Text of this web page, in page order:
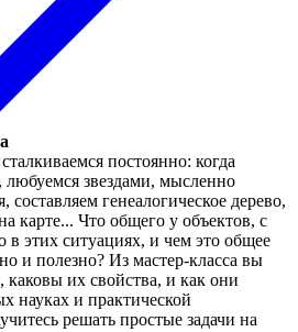
постоянно: когда
звездами, мысленно
составляем генеалогическое дерево,
карте... Что общего у объектов, с
этих ситуациях, и чем это общее
и полезно? Из мастер-класса вы
каковы их свойства, и как они
науках и практической
решать простые задачи на